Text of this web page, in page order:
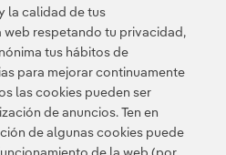
22
la calidad de tus
web respetando tu privacidad,
tus hábitos de
para mejorar continuamente
las cookies pueden ser
de anuncios. Ten en
de algunas cookies puede